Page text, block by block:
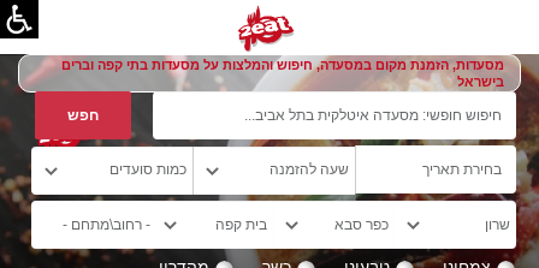
מסעדות, הזמנת מקום במסעדה, חיפוש והמלצות על מסעדות בתי קפה וברים
בישראל